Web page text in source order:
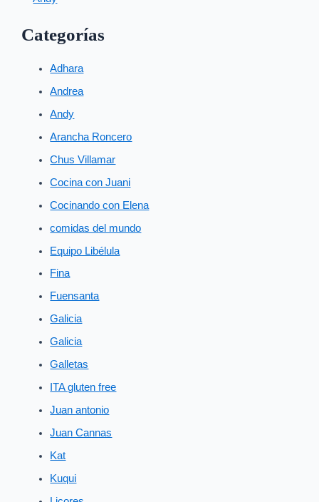
Categorías
Adhara
Andrea
Andy
Arancha Roncero
Chus Villamar
Cocina con Juani
Cocinando con Elena
comidas del mundo
Equipo Libélula
Fina
Fuensanta
Galicia
Galicia
Galletas
ITA gluten free
Juan antonio
Juan Cannas
Kat
Kuqui